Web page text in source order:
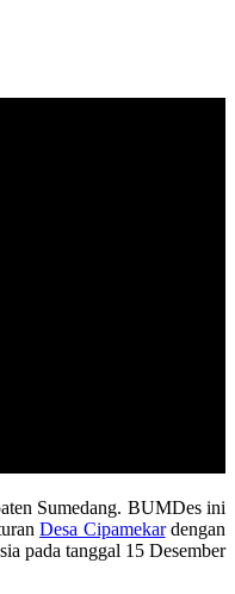
Sumedang. BUMDes ini
Desa Cipamekardengan
pada tanggal 15 Desember